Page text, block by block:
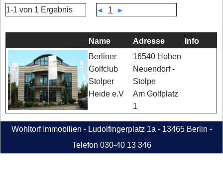
1-1 von 1 Ergebnis 1
Name Adresse Info
Berliner
Golfclub
Stolper
Heide e.V
16540 Hohen
Neuendorf -
Stolpe
Am Golfplatz
1
Wohltorf Immobilien - Ludolfingerplatz 1a - 13465 Berlin -
Telefon 030-40 13 346